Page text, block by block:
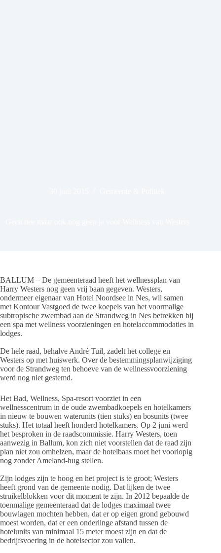
BALLUM – De gemeenteraad heeft het wellnessplan van
Harry Westers nog geen vrij baan gegeven. Westers,
ondermeer eigenaar van Hotel Noordsee in Nes, wil samen
met Kontour Vastgoed de twee koepels van het voormalige
subtropische zwembad aan de Strandweg in Nes betrekken bij
een spa met wellness voorzieningen en hotelaccommodaties in
lodges.
De hele raad, behalve André Tuil, zadelt het college en
Westers op met huiswerk. Over de bestemmingsplanwijziging
voor de Strandweg ten behoeve van de wellnessvoorziening
werd nog niet gestemd.
Het Bad, Wellness, Spa-resort voorziet in een
wellnesscentrum in de oude zwembadkoepels en hotelkamers
in nieuw te bouwen waterunits (tien stuks) en bosunits (twee
stuks). Het totaal heeft honderd hotelkamers. Op 2 juni werd
het besproken in de raadscommissie. Harry Westers, toen
aanwezig in Ballum, kon zich niet voorstellen dat de raad zijn
plan niet zou omhelzen, maar de hotelbaas moet het voorlopig
nog zonder Ameland-hug stellen.
Zijn lodges zijn te hoog en het project is te groot; Westers
heeft grond van de gemeente nodig. Dat lijken de twee
struikelblokken voor dit moment te zijn. In 2012 bepaalde de
toenmalige gemeenteraad dat de lodges maximaal twee
bouwlagen mochten hebben, dat er op eigen grond gebouwd
moest worden, dat er een onderlinge afstand tussen de
hotelunits van minimaal 15 meter moest zijn en dat de
bedrijfsvoering in de hotelsector zou vallen.